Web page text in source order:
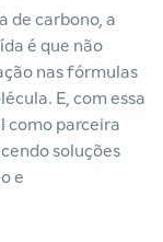
de carbono, a
é que não
nas fórmulas
E, com essa
como parceira
soluções
e